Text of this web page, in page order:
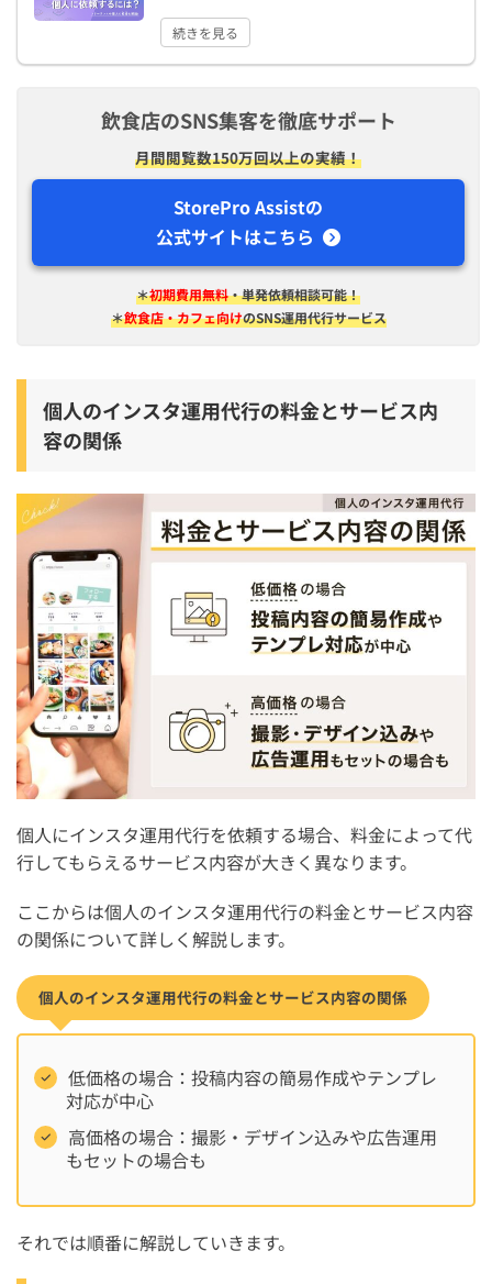
続きを見る
飲食店のSNS集客を徹底サポート
月間閲覧数150万回以上の実績！
StorePro Assistの
公式サイトはこちら
＊初期費用無料・単発依頼相談可能！
＊飲食店・カフェ向けのSNS運用代行サービス
個人のインスタ運用代行の料金とサービス内
容の関係
個人にインスタ運用代行を依頼する場合、料金によって代
行してもらえるサービス内容が大きく異なります。
ここからは個人のインスタ運用代行の料金とサービス内容
の関係について詳しく解説します。
個人のインスタ運用代行の料金とサービス内容の関係
低価格の場合：投稿内容の簡易作成やテンプレ
対応が中心
高価格の場合：撮影・デザイン込みや広告運用
もセットの場合も
それでは順番に解説していきます。